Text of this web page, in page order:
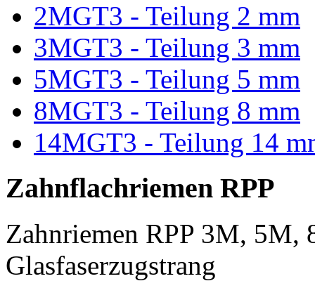
2MGT3 - Teilung 2 mm
3MGT3 - Teilung 3 mm
5MGT3 - Teilung 5 mm
8MGT3 - Teilung 8 mm
14MGT3 - Teilung 14
Zahnflachriemen RPP
Zahnriemen RPP 3M, 5M,
Glasfaserzugstrang